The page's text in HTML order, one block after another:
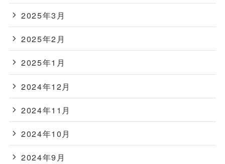
2025年3月
2025年2月
2025年1月
2024年12月
2024年11月
2024年10月
2024年9月